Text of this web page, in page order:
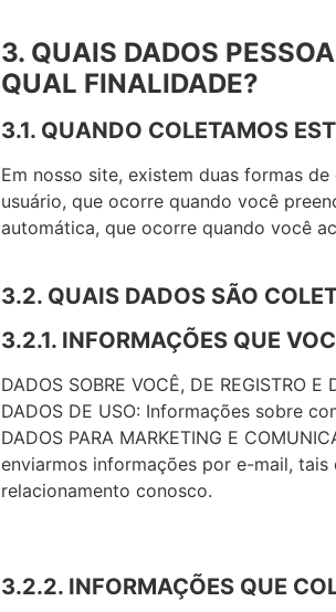
3. QUAIS DADOS
QUAL FINALIDADE?
3.1. QUANDO COLETAMOS
Em nosso site, existem duas formas
usuário, que ocorre quando você
automática, que ocorre quando você
3.2. QUAIS DADOS SÃO
3.2.1. INFORMAÇÕES QUE
DADOS SOBRE VOCÊ, DE REGISTRO
DADOS DE USO: Informações sobre
DADOS PARA MARKETING E
enviarmos informações por e-mail,
relacionamento conosco.
3.2.2. INFORMAÇÕES QUE